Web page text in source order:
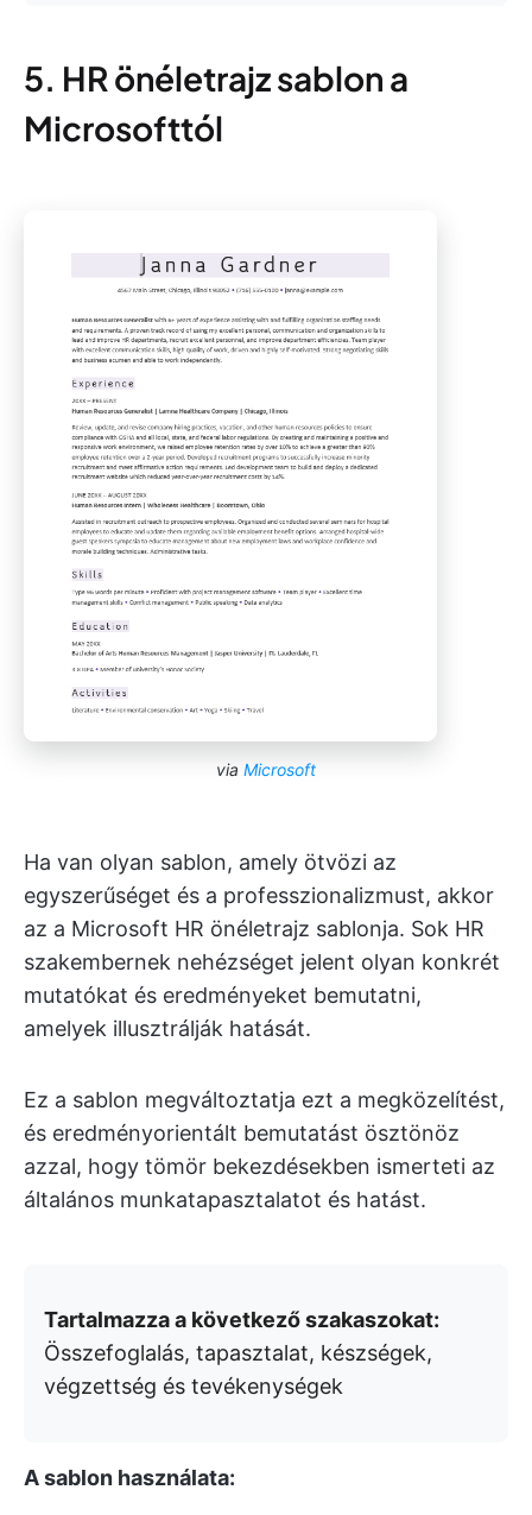
5. HR önéletrajz sablon a
Microsofttól
via Microsoft
Ha van olyan sablon, amely ötvözi az
egyszerűséget és a professzionalizmust, akkor
az a Microsoft HR önéletrajz sablonja. Sok HR
szakembernek nehézséget jelent olyan konkrét
mutatókat és eredményeket bemutatni,
amelyek illusztrálják hatását.
Ez a sablon megváltoztatja ezt a megközelítést,
és eredményorientált bemutatást ösztönöz
azzal, hogy tömör bekezdésekben ismerteti az
általános munkatapasztalatot és hatást.
Tartalmazza a következő szakaszokat:
Összefoglalás, tapasztalat, készségek,
végzettség és tevékenységek
A sablon használata: